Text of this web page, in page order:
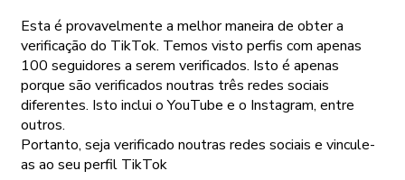
Esta é provavelmente a melhor maneira de obter a
verificação do TikTok. Temos visto perfis com apenas
100 seguidores a serem verificados. Isto é apenas
porque são verificados noutras três redes sociais
diferentes. Isto inclui o YouTube e o Instagram, entre
outros.
Portanto, seja verificado noutras redes sociais e vincule-
as ao seu perfil TikTok